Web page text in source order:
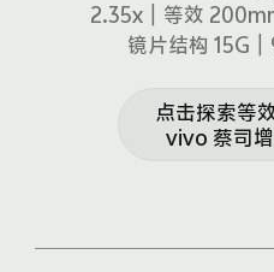
2.35x｜等效
镜片结构 15G
点击探索等
vivo 蔡司